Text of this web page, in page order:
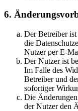
6.
Der Betreiber
die
Nutzer per E-
Der Nutzer ist
Im Falle des
Betreiber und
sofortiger
Die
der Nutzer den